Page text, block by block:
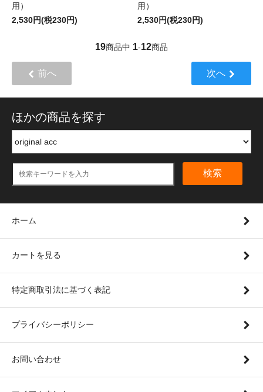
用）
2,530円(税230円)
用）
2,530円(税230円)
19商品中 1-12商品
前へ 次へ
ほかの商品を探す
検索
ホーム
カートを見る
特定商取引法に基づく表記
プライバシーポリシー
お問い合わせ